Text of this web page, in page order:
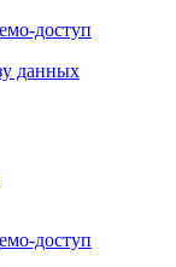
доступ
данных
доступ